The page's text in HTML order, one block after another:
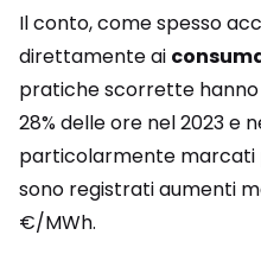
Il conto, come spesso
direttamente ai
pratiche scorrette
28% delle ore nel 2023 e
particolarmente marcati
sono registrati aumenti
€/MWh.